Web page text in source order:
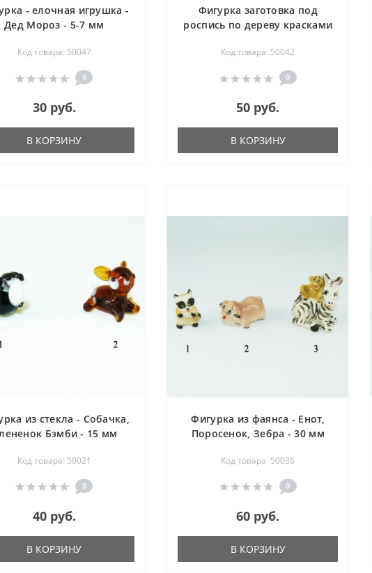
- елочная игрушка -
Дед Мороз - 5-7 мм
Код товара: 50047
0
30 руб.
В КОРЗИНУ
Фигурка заготовка под
роспись по дереву красками
Мишка, Курочка-ряба - 50
Код товара: 50042
0
50 руб.
В КОРЗИНУ
из стекла - Собачка,
Бэмби - 15 мм
Код товара: 50021
0
40 руб.
В КОРЗИНУ
Фигурка из фаянса - Енот,
Поросенок, Зебра - 30 мм
Код товара: 50036
0
60 руб.
В КОРЗИНУ